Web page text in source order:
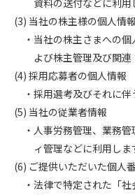
資料の送付などに利用
(3) 当社の株主様の個人情報
・当社の株主さまへの個
よび株主管理及び関連
(4) 採用応募者の個人情報
・採用選考及びそれに伴
(5) 当社の従業者情報
・人事労務管理、業務管
ィ管理などに利用しま
(6) ご提供いただいた個人
・法律で特定された「社